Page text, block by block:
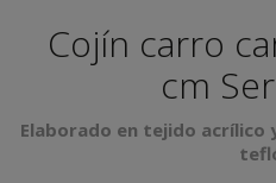
Cojín carro
cm
Elaborado en tejido acrílico